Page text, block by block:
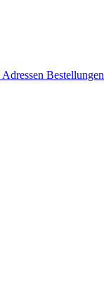
Adressen Bestellungen